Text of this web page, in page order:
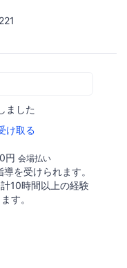
ました
け取る
円 会場払い
を受けられます。
10時間以上の経験
す。